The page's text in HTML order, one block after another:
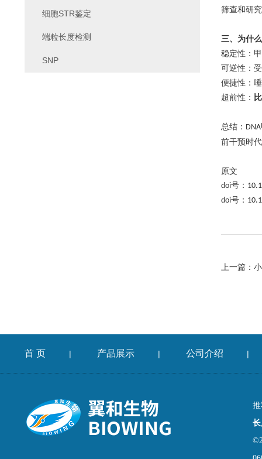
筛查和研
三、 为什
稳定性：
可逆性：
便捷性：
超前性：
总结： DNA
前干预时
原文
doi号：
doi号：
上一篇：
细胞STR鉴定
端粒长度检测
SNP
首 页 | 产品展示 | 公司介绍 |